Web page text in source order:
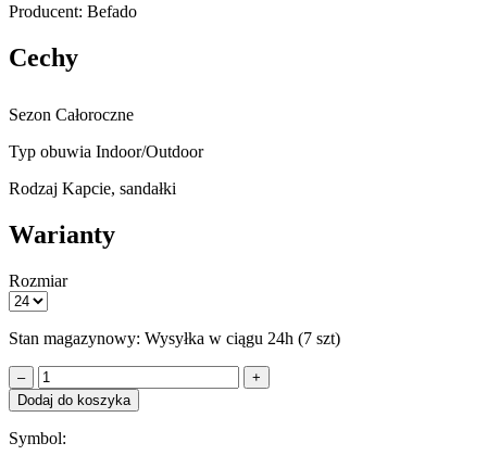
Producent: Befado
Cechy
Sezon Całoroczne
Typ obuwia Indoor/Outdoor
Rodzaj Kapcie, sandałki
Warianty
Rozmiar
Stan magazynowy: Wysyłka w ciągu 24h (7 szt)
–
+
Dodaj do koszyka
Symbol: